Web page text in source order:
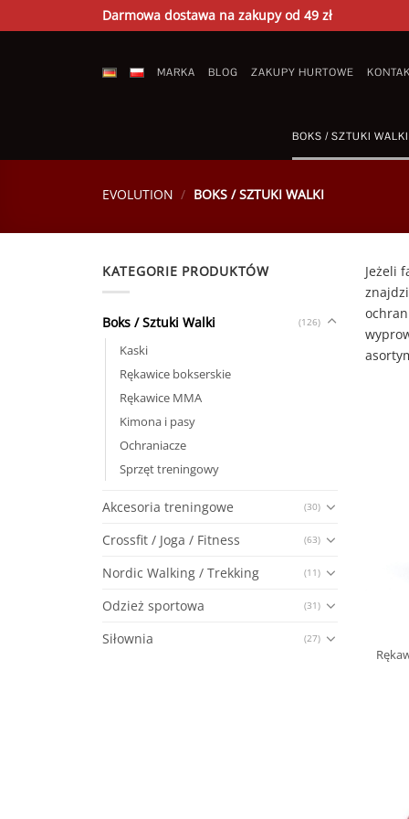
to
Darmowa dostawa na zakupy od 49 zł
MARKA BLOG ZAKUPY HURTOWE
BOKS / SZTUKI WALKI
EVOLUTION / BOKS / SZTUKI WALKI
KATEGORIE PRODUKTÓW
Boks / Sztuki Walki (126)
Kaski
Rękawice bokserskie
Rękawice MMA
Kimona i pasy
Ochraniacze
Sprzęt treningowy
Akcesoria treningowe (30)
Crossfit / Joga / Fitness (63)
Nordic Walking / Trekking (11)
Odzież sportowa (31)
Siłownia (27)
Jeżeli